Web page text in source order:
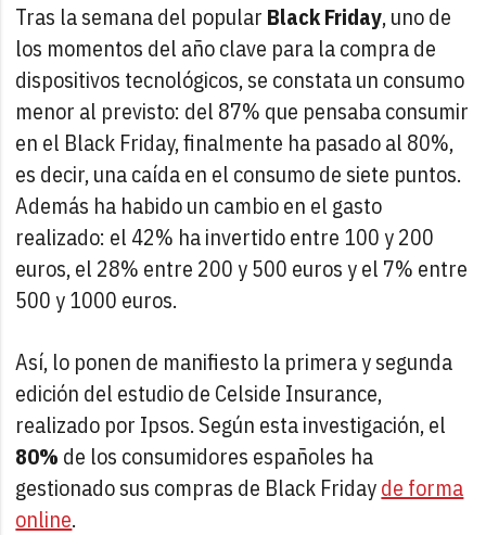
Tras la semana del popular Black Friday, uno de
los momentos del año clave para la compra de
dispositivos tecnológicos, se constata un consumo
menor al previsto: del 87% que pensaba consumir
en el Black Friday, finalmente ha pasado al 80%,
es decir, una caída en el consumo de siete puntos.
Además ha habido un cambio en el gasto
realizado: el 42% ha invertido entre 100 y 200
euros, el 28% entre 200 y 500 euros y el 7% entre
500 y 1000 euros.
Así, lo ponen de manifiesto la primera y segunda
edición del estudio de Celside Insurance,
realizado por Ipsos. Según esta investigación, el
80% de los consumidores españoles ha
gestionado sus compras de Black Fridayde forma
online.